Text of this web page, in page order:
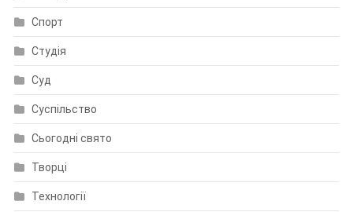
Спорт
Студія
Суд
Суспільство
Сьогодні свято
Творці
Технології